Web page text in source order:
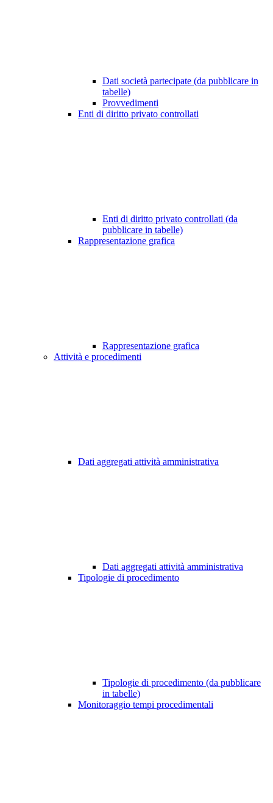
Dati società partecipate (da pubblicare in
tabelle)
Provvedimenti
Enti di diritto privato controllati
Enti di diritto privato controllati (da
pubblicare in tabelle)
Rappresentazione grafica
Rappresentazione grafica
Attività e procedimenti
Dati aggregati attività amministrativa
Dati aggregati attività amministrativa
Tipologie di procedimento
Tipologie di procedimento (da pubblicare
in tabelle)
Monitoraggio tempi procedimentali